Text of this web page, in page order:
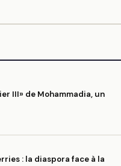
III» de Mohammadia, un
: la diaspora face à la